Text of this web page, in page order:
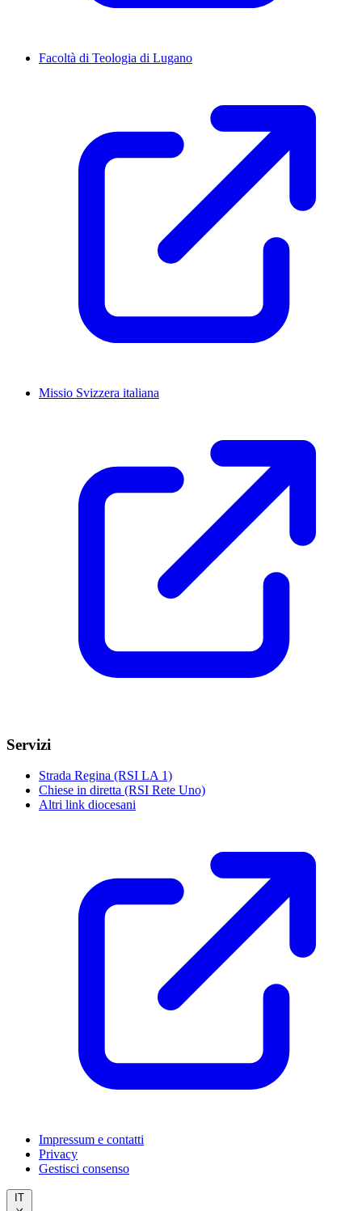
Facoltà di Teologia di Lugano
Missio Svizzera italiana
Servizi
Strada Regina (RSI LA 1)
Chiese in diretta (RSI Rete Uno)
Altri link diocesani
Impressum e contatti
Privacy
Gestisci consenso
IT